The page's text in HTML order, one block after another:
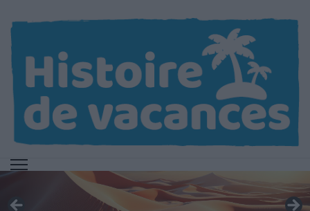
contenu
(Pressez
Entrée)